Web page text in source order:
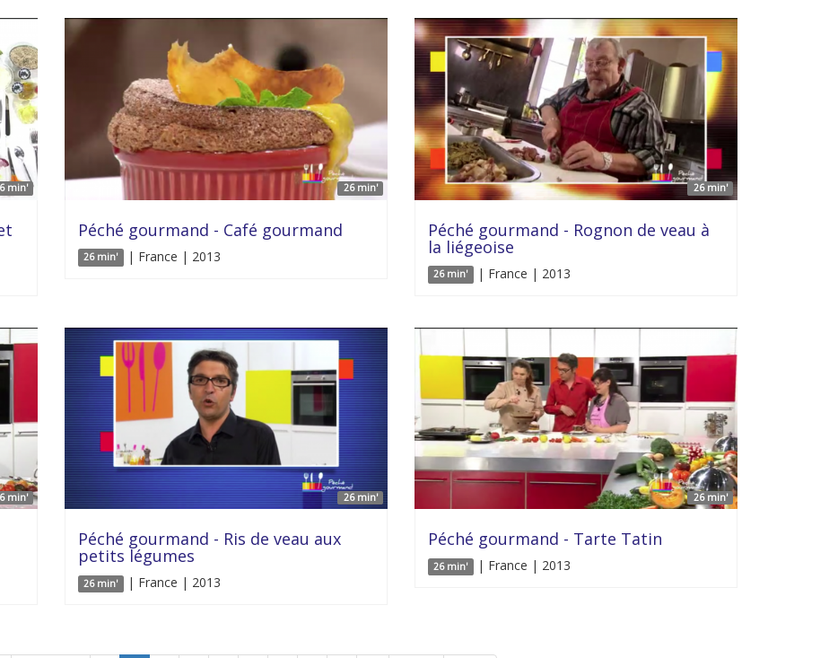
min' 26 min'
Péché gourmand - Café gourmand
26 min' | France | 2013
26 min'
Péché gourmand - Rognon de veau à
la liégeoise
26 min' | France | 2013
min' 26 min'
Péché gourmand - Ris de veau aux
petits légumes
26 min' | France | 2013
26 min'
Péché gourmand - Tarte Tatin
26 min' | France | 2013